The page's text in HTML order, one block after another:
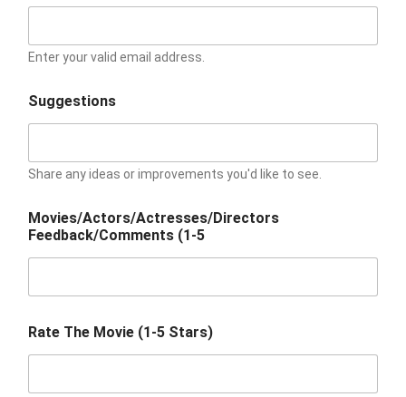
Enter your valid email address.
Suggestions
Share any ideas or improvements you'd like to see.
Movies/Actors/Actresses/Directors
Feedback/Comments (1-5
Rate The Movie (1-5 Stars)